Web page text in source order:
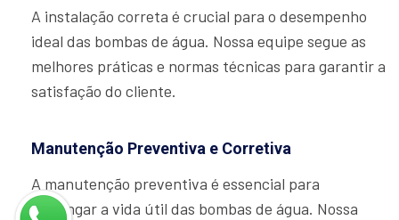
A instalação correta é crucial para o desempenho
ideal das bombas de água. Nossa equipe segue as
melhores práticas e normas técnicas para garantir a
satisfação do cliente.
Manutenção Preventiva e Corretiva
A manutenção preventiva é essencial para
prolongar a vida útil das bombas de água. Nossa